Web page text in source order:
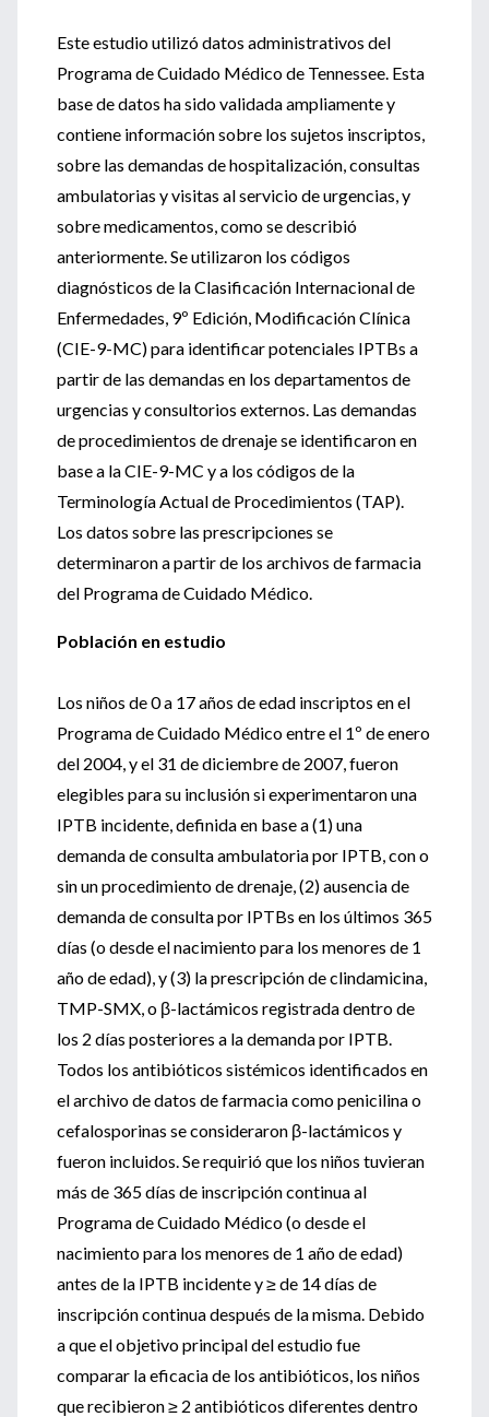
Este estudio utilizó datos administrativos del
Programa de Cuidado Médico de Tennessee. Esta
base de datos ha sido validada ampliamente y
contiene información sobre los sujetos inscriptos,
sobre las demandas de hospitalización, consultas
ambulatorias y visitas al servicio de urgencias, y
sobre medicamentos, como se describió
anteriormente. Se utilizaron los códigos
diagnósticos de la Clasificación Internacional de
Enfermedades, 9º Edición, Modificación Clínica
(CIE-9-MC) para identificar potenciales IPTBs a
partir de las demandas en los departamentos de
urgencias y consultorios externos. Las demandas
de procedimientos de drenaje se identificaron en
base a la CIE-9-MC y a los códigos de la
Terminología Actual de Procedimientos (TAP).
Los datos sobre las prescripciones se
determinaron a partir de los archivos de farmacia
del Programa de Cuidado Médico.
Población en estudio
Los niños de 0 a 17 años de edad inscriptos en el
Programa de Cuidado Médico entre el 1º de enero
del 2004, y el 31 de diciembre de 2007, fueron
elegibles para su inclusión si experimentaron una
IPTB incidente, definida en base a (1) una
demanda de consulta ambulatoria por IPTB, con o
sin un procedimiento de drenaje, (2) ausencia de
demanda de consulta por IPTBs en los últimos 365
días (o desde el nacimiento para los menores de 1
año de edad), y (3) la prescripción de clindamicina,
TMP-SMX, o β-lactámicos registrada dentro de
los 2 días posteriores a la demanda por IPTB.
Todos los antibióticos sistémicos identificados en
el archivo de datos de farmacia como penicilina o
cefalosporinas se consideraron β-lactámicos y
fueron incluidos. Se requirió que los niños tuvieran
más de 365 días de inscripción continua al
Programa de Cuidado Médico (o desde el
nacimiento para los menores de 1 año de edad)
antes de la IPTB incidente y ≥ de 14 días de
inscripción continua después de la misma. Debido
a que el objetivo principal del estudio fue
comparar la eficacia de los antibióticos, los niños
que recibieron ≥ 2 antibióticos diferentes dentro